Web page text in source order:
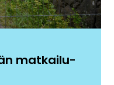
matkailu-